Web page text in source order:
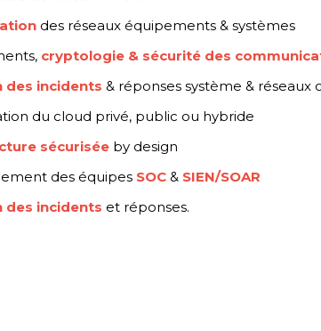
des réseaux équipements & systèmes
cryptologie & sécurité des
des incidents & réponses système & réseaux
du cloud privé, public ou hybride
sécurisée by design
des équipes SOC & SIEN/SOAR
des incidents et réponses.